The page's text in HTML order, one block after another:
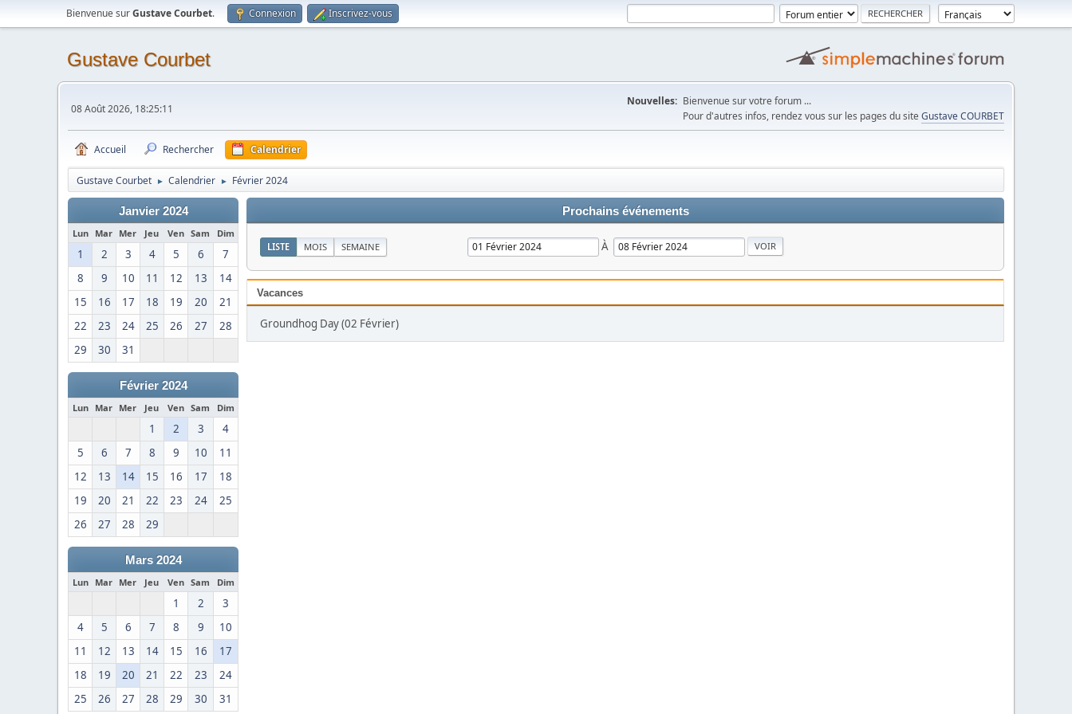
Bienvenue surGustave Courbet. Connexion Inscrivez-vous
Gustave Courbet
08 Août 2026, 18:25:11
Nouvelles: Bienvenue sur votre forum ...
Pour d'autres infos, rendez vous sur les pages du site Gustave COURBET
Accueil Rechercher Calendrier
Gustave Courbet ► Calendrier ► Février 2024
Janvier 2024
Lun Mar Mer Jeu Ven Sam Dim
1 2 3 4 5 6
7
8
9 10 11 12 13
14
15
16 17 18 19 20
21
22
23 24 25 26 27
28
29
30 31
Février 2024
Lun Mar Mer Jeu Ven Sam Dim
1 2 3
4
5
6 7 8 9 10
11
12
13 14 15 16 17
18
19
20 21 22 23 24
25
26
27 28 29
Mars 2024
Lun Mar Mer Jeu Ven Sam Dim
1 2
3
4
5 6 7 8 9
10
11
12 13 14 15 16
17
18
19 20 21 22 23
24
25
26 27 28 29 30 31
Prochains événements
LISTE MOIS SEMAINE À
Vacances
Groundhog Day (02 Février)